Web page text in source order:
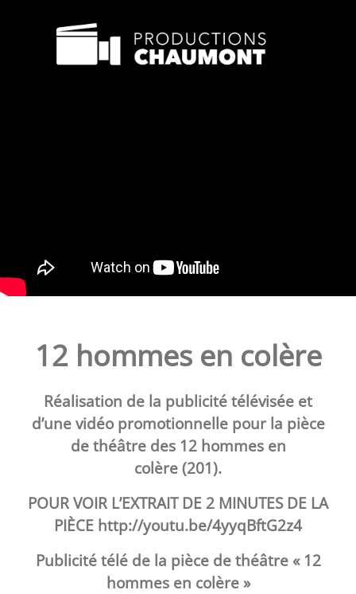
12 hommes en colère
Réalisation de la publicité télévisée et
d’une vidéo promotionnelle pour la pièce
de théâtre des 12 hommes en
colère (201).
POUR VOIR L’EXTRAIT DE 2 MINUTES DE LA
PIÈCE http://youtu.be/4yyqBftG2z4
Publicité télé de la pièce de théâtre « 12
hommes en colère »